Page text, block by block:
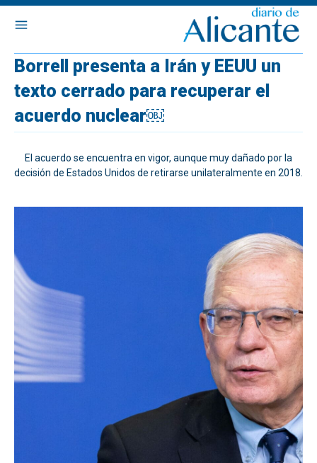
Borrell presenta a Irán y EEUU un
texto cerrado para recuperar el
acuerdo nuclear￼
El acuerdo se encuentra en vigor, aunque muy dañado por la
decisión de Estados Unidos de retirarse unilateralmente en 2018.